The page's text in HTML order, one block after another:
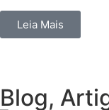
Leia Mais
Blog,